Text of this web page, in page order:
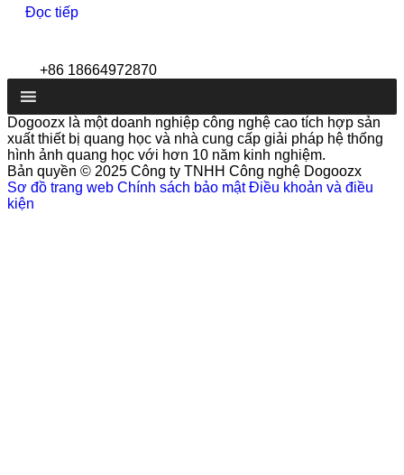
Đọc tiếp
+86 18664972870
Dogoozx là một doanh nghiệp công nghệ cao tích hợp sản
xuất thiết bị quang học và nhà cung cấp giải pháp hệ thống
hình ảnh quang học với hơn 10 năm kinh nghiệm.
Bản quyền © 2025 Công ty TNHH Công nghệ Dogoozx
Sơ đồ trang web Chính sách bảo mật Điều khoản và điều
kiện